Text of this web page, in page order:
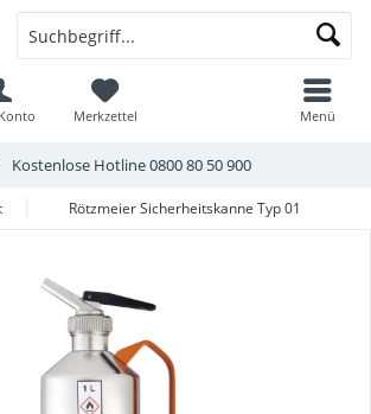
Kostenlose Hotline0800 80 50 900
Merkzettel Menü
Rötzmeier Sicherheitskanne Typ 01D, 1 L,